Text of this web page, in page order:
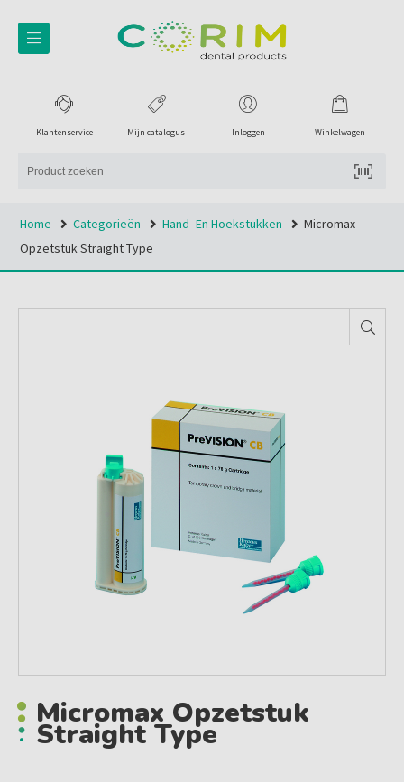
Winkelwagen
Inloggen
Mijn catalogus
Klantenservice
Home Categorieën Hand- En Hoekstukken
Micromax
Opzetstuk Straight Type
Micromax Opzetstuk
Straight Type